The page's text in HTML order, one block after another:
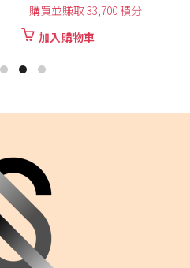
購買並賺取 33,700 積分!
加入購物車